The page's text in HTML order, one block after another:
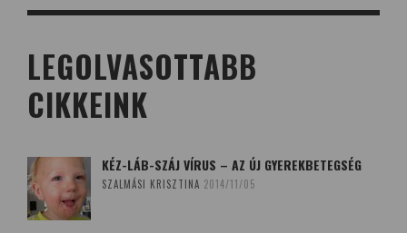
LEGOLVASOTTABB
CIKKEINK
KÉZ-LÁB-SZÁJ VÍRUS – AZ ÚJ GYEREKBETEGSÉG
SZALMÁSI KRISZTINA 2014/11/05